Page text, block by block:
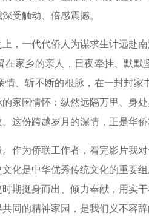
受触动、倍感震撼。
，一代代侨人为谋求生计远赴
家乡的亲人，日夜牵挂、默
、斩不断的根脉，在一封封
家国情怀：纵然远隔万里、身
这份跨越岁月的深情，正是华侨
作为侨联工作者，看完影片我
化是中华优秀传统文化的重要
期挺身而出、倾力奉献，用实
同的精神家园，是我们义不容辞